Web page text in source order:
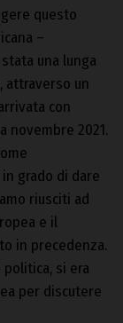
questo
–
una lunga
attraverso un
con
novembre 2021.
grado di dare
riusciti ad
e il
in precedenza.
politica, si era
per discutere